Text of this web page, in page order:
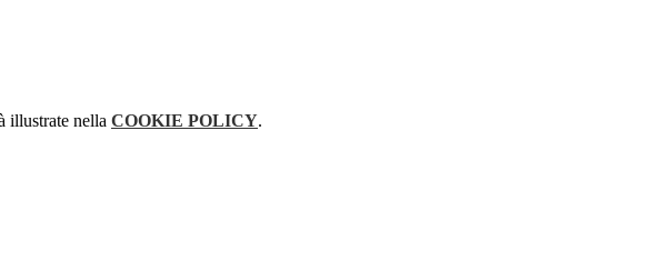
illustrate nella COOKIE POLICY.